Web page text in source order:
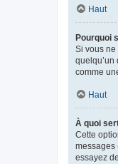
Haut
Pourquoi
Si vous
quelqu’un
comme
Haut
À quoi
Cette
messages
essayez